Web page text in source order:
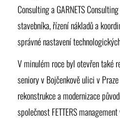
Consulting a GARNETS
stavebníka, řízení nákladů a
správné nastavení
V minulém roce byl otevřen také
seniory v Bojčenkově ulici v
rekonstrukce a modernizace
společnost FETTERS